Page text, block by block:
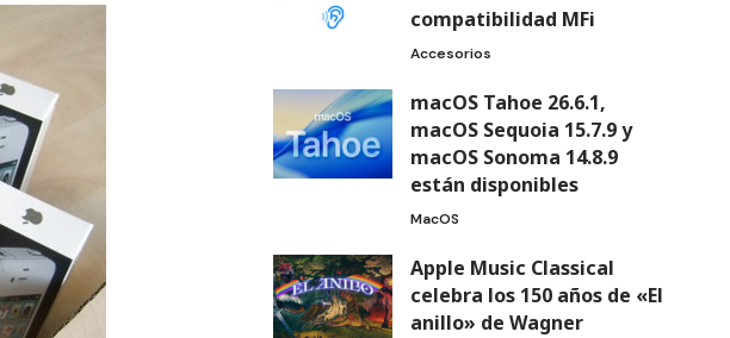
compatibilidad MFi
Accesorios
macOS Tahoe 26.6.1,
macOS Sequoia 15.7.9 y
macOS Sonoma 14.8.9
están disponibles
MacOS
Apple Music Classical
celebra los 150 años de «El
anillo» de Wagner